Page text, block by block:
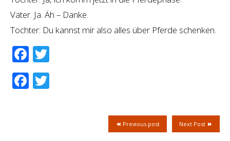
Vater. Ja. Äh – Danke.
Tochter: Du kannst mir also alles über Pferde schenken.
Facebook
Facebook
Next Post
Previous post